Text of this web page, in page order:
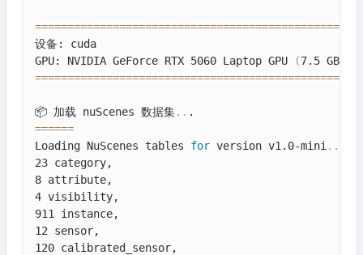
================================================
设备: cuda
GPU: NVIDIA GeForce RTX 5060 Laptop GPU
(7.5 GB
================================================
📦 加载 nuScenes 数据集..
======
Loading NuScenes tables for version v1.0-mini ..
23 category,
8 attribute,
4 visibility,
911 instance,
12 sensor,
120 calibrated_sensor,